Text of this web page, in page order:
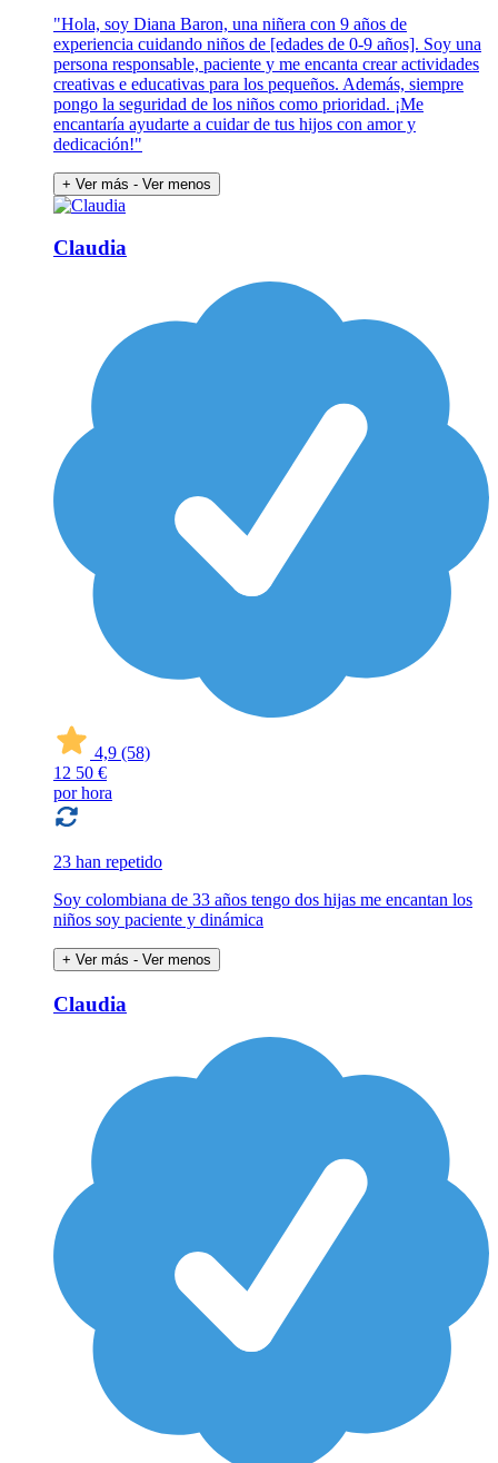
"Hola, soy Diana Baron, una niñera con 9 años de
experiencia cuidando niños de [edades de 0-9 años]. Soy una
persona responsable, paciente y me encanta crear actividades
creativas e educativas para los pequeños. Además, siempre
pongo la seguridad de los niños como prioridad. ¡Me
encantaría ayudarte a cuidar de tus hijos con amor y
dedicación!"
+ Ver más - Ver menos
Claudia
4,9 (58)
12 50 €
por hora
23 han repetido
Soy colombiana de 33 años tengo dos hijas me encantan los
niños soy paciente y dinámica
+ Ver más - Ver menos
Claudia